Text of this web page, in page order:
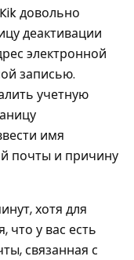
довольно
деактивации
электронной
записью.
учетную
имя
почты и причину
хотя для
что у вас есть
связанная с